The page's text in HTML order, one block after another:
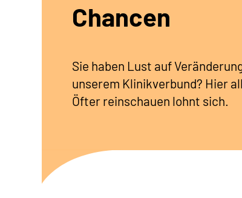
Chancen
Sie haben Lust auf
unserem Klinikverbund? Hier
Öfter reinschauen lohnt sich.